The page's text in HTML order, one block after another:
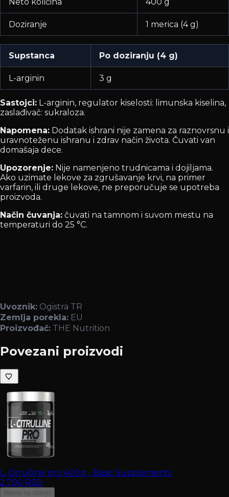
Doziranje 1 merica (4 g)
Supstanca Po doziranju (4 g)
L-arginin 3 g
Sastojci: L-arginin, regulator kiselosti: limunska kiselina,
zaslađivač: sukraloza.
Napomena: Dodatak ishrani nije zamena za raznovrsnu i
uravnoteženu ishranu i zdrav način života. Čuvati van
domašaja dece.
Upozorenje: Nije namenjeno trudnicama i dojiljama.
Ako uzimate lekove za zgrušavanje krvi, na primer
varfarin, ili druge lekove, ne preporučuje se upotreba
proizvoda.
Način čuvanja: čuvati na tamnom i suvom mestu na
temperaturi do 25 °C.
Uvoznik: Ogistra TR
Zemlja porekla: EU
Proizvođač: THE Nutrition
Povezani proizvodi
L-Citrulline pro 400g - Basic Supplements
2.700 RSD
Nema na stanju